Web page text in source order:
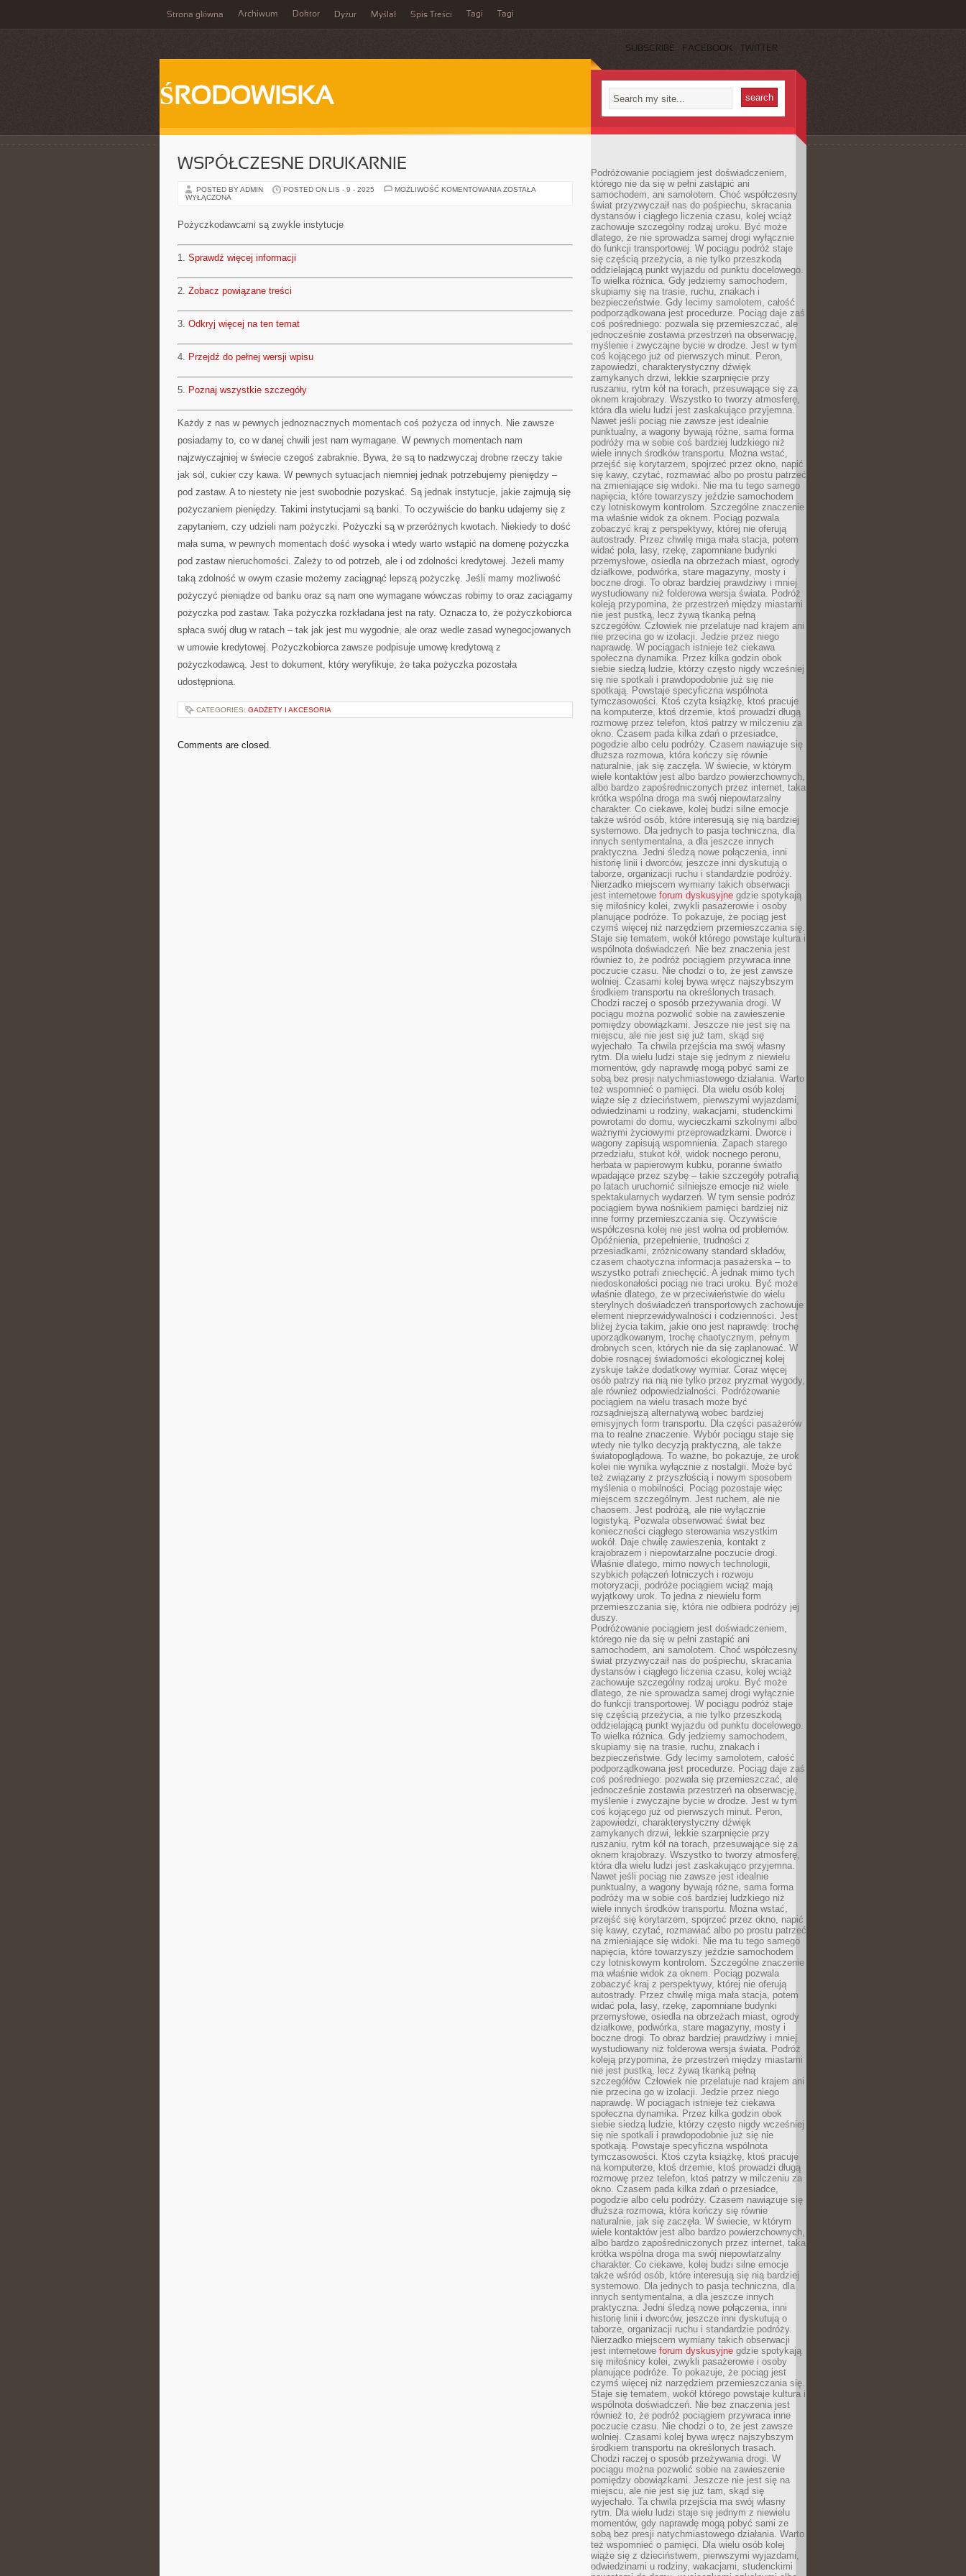
Strona główna Archiwum Doktor Dyżur Myślał Spis Treści Tagi Tagi
SUBSCRIBE FACEBOOK TWITTER
ŚRODOWISKA
WSPÓŁCZESNE DRUKARNIE
POSTED BY ADMIN POSTED ON LIS - 9 - 2025 MOŻLIWOŚĆ KOMENTOWANIA WSPÓŁCZESNE
ZOSTAŁA
WYŁĄCZONA
Pożyczkodawcami są zwykle instytucje
1. Sprawdź więcej informacji
2. Zobacz powiązane treści
3. Odkryj więcej na ten temat
4. Przejdź do pełnej wersji wpisu
5. Poznaj wszystkie szczegóły
Każdy z nas w pewnych jednoznacznych momentach coś pożycza od innych. Nie zawsze
posiadamy to, co w danej chwili jest nam wymagane. W pewnych momentach nam
najzwyczajniej w świecie czegoś zabraknie. Bywa, że są to nadzwyczaj drobne rzeczy takie
jak sól, cukier czy kawa. W pewnych sytuacjach niemniej jednak potrzebujemy pieniędzy –
pod zastaw. A to niestety nie jest swobodnie pozyskać. Są jednak instytucje, jakie zajmują się
pożyczaniem pieniędzy. Takimi instytucjami są banki. To oczywiście do banku udajemy się z
zapytaniem, czy udzieli nam pożyczki. Pożyczki są w przeróżnych kwotach. Niekiedy to dość
mała suma, w pewnych momentach dość wysoka i wtedy warto wstąpić na domenę pożyczka
pod zastaw nieruchomości. Zależy to od potrzeb, ale i od zdolności kredytowej. Jeżeli mamy
taką zdolność w owym czasie możemy zaciągnąć lepszą pożyczkę. Jeśli mamy możliwość
pożyczyć pieniądze od banku oraz są nam one wymagane wówczas robimy to oraz zaciągamy
pożyczka pod zastaw. Taka pożyczka rozkładana jest na raty. Oznacza to, że pożyczkobiorca
spłaca swój dług w ratach – tak jak jest mu wygodnie, ale oraz wedle zasad wynegocjowanych
w umowie kredytowej. Pożyczkobiorca zawsze podpisuje umowę kredytową z
pożyczkodawcą. Jest to dokument, który weryfikuje, że taka pożyczka pozostała
udostępniona.
CATEGORIES: GADŻETY I AKCESORIA
Comments are closed.
Podróżowanie pociągiem jest doświadczeniem,
którego nie da się w pełni zastąpić ani
samochodem, ani samolotem. Choć współczesny
świat przyzwyczaił nas do pośpiechu, skracania
dystansów i ciągłego liczenia czasu, kolej wciąż
zachowuje szczególny rodzaj uroku. Być może
dlatego, że nie sprowadza samej drogi wyłącznie
do funkcji transportowej. W pociągu podróż staje
się częścią przeżycia, a nie tylko przeszkodą
oddzielającą punkt wyjazdu od punktu docelowego.
To wielka różnica. Gdy jedziemy samochodem,
skupiamy się na trasie, ruchu, znakach i
bezpieczeństwie. Gdy lecimy samolotem, całość
podporządkowana jest procedurze. Pociąg daje zaś
coś pośredniego: pozwala się przemieszczać, ale
jednocześnie zostawia przestrzeń na obserwację,
myślenie i zwyczajne bycie w drodze. Jest w tym
coś kojącego już od pierwszych minut. Peron,
zapowiedzi, charakterystyczny dźwięk
zamykanych drzwi, lekkie szarpnięcie przy
ruszaniu, rytm kół na torach, przesuwające się za
oknem krajobrazy. Wszystko to tworzy atmosferę,
która dla wielu ludzi jest zaskakująco przyjemna.
Nawet jeśli pociąg nie zawsze jest idealnie
punktualny, a wagony bywają różne, sama forma
podróży ma w sobie coś bardziej ludzkiego niż
wiele innych środków transportu. Można wstać,
przejść się korytarzem, spojrzeć przez okno, napić
się kawy, czytać, rozmawiać albo po prostu patrzeć
na zmieniające się widoki. Nie ma tu tego samego
napięcia, które towarzyszy jeździe samochodem
czy lotniskowym kontrolom. Szczególne znaczenie
ma właśnie widok za oknem. Pociąg pozwala
zobaczyć kraj z perspektywy, której nie oferują
autostrady. Przez chwilę miga mała stacja, potem
widać pola, lasy, rzekę, zapomniane budynki
przemysłowe, osiedla na obrzeżach miast, ogrody
działkowe, podwórka, stare magazyny, mosty i
boczne drogi. To obraz bardziej prawdziwy i mniej
wystudiowany niż folderowa wersja świata. Podróż
koleją przypomina, że przestrzeń między miastami
nie jest pustką, lecz żywą tkanką pełną
szczegółów. Człowiek nie przelatuje nad krajem ani
nie przecina go w izolacji. Jedzie przez niego
naprawdę. W pociągach istnieje też ciekawa
społeczna dynamika. Przez kilka godzin obok
siebie siedzą ludzie, którzy często nigdy wcześniej
się nie spotkali i prawdopodobnie już się nie
spotkają. Powstaje specyficzna wspólnota
tymczasowości. Ktoś czyta książkę, ktoś pracuje
na komputerze, ktoś drzemie, ktoś prowadzi długą
rozmowę przez telefon, ktoś patrzy w milczeniu za
okno. Czasem pada kilka zdań o przesiadce,
pogodzie albo celu podróży. Czasem nawiązuje się
dłuższa rozmowa, która kończy się równie
naturalnie, jak się zaczęła. W świecie, w którym
wiele kontaktów jest albo bardzo powierzchownych,
albo bardzo zapośredniczonych przez internet, taka
krótka wspólna droga ma swój niepowtarzalny
charakter. Co ciekawe, kolej budzi silne emocje
także wśród osób, które interesują się nią bardziej
systemowo. Dla jednych to pasja techniczna, dla
innych sentymentalna, a dla jeszcze innych
praktyczna. Jedni śledzą nowe połączenia, inni
historię linii i dworców, jeszcze inni dyskutują o
taborze, organizacji ruchu i standardzie podróży.
Nierzadko miejscem wymiany takich obserwacji
jest internetowe forum dyskusyjne gdzie spotykają
się miłośnicy kolei, zwykli pasażerowie i osoby
planujące podróże. To pokazuje, że pociąg jest
czymś więcej niż narzędziem przemieszczania się.
Staje się tematem, wokół którego powstaje kultura i
wspólnota doświadczeń. Nie bez znaczenia jest
również to, że podróż pociągiem przywraca inne
poczucie czasu. Nie chodzi o to, że jest zawsze
wolniej. Czasami kolej bywa wręcz najszybszym
środkiem transportu na określonych trasach.
Chodzi raczej o sposób przeżywania drogi. W
pociągu można pozwolić sobie na zawieszenie
pomiędzy obowiązkami. Jeszcze nie jest się na
miejscu, ale nie jest się już tam, skąd się
wyjechało. Ta chwila przejścia ma swój własny
rytm. Dla wielu ludzi staje się jednym z niewielu
momentów, gdy naprawdę mogą pobyć sami ze
sobą bez presji natychmiastowego działania. Warto
też wspomnieć o pamięci. Dla wielu osób kolej
wiąże się z dzieciństwem, pierwszymi wyjazdami,
odwiedzinami u rodziny, wakacjami, studenckimi
powrotami do domu, wycieczkami szkolnymi albo
ważnymi życiowymi przeprowadzkami. Dworce i
wagony zapisują wspomnienia. Zapach starego
przedziału, stukot kół, widok nocnego peronu,
herbata w papierowym kubku, poranne światło
wpadające przez szybę – takie szczegóły potrafią
po latach uruchomić silniejsze emocje niż wiele
spektakularnych wydarzeń. W tym sensie podróż
pociągiem bywa nośnikiem pamięci bardziej niż
inne formy przemieszczania się. Oczywiście
współczesna kolej nie jest wolna od problemów.
Opóźnienia, przepełnienie, trudności z
przesiadkami, zróżnicowany standard składów,
czasem chaotyczna informacja pasażerska – to
wszystko potrafi zniechęcić. A jednak mimo tych
niedoskonałości pociąg nie traci uroku. Być może
właśnie dlatego, że w przeciwieństwie do wielu
sterylnych doświadczeń transportowych zachowuje
element nieprzewidywalności i codzienności. Jest
bliżej życia takim, jakie ono jest naprawdę: trochę
uporządkowanym, trochę chaotycznym, pełnym
drobnych scen, których nie da się zaplanować. W
dobie rosnącej świadomości ekologicznej kolej
zyskuje także dodatkowy wymiar. Coraz więcej
osób patrzy na nią nie tylko przez pryzmat wygody,
ale również odpowiedzialności. Podróżowanie
pociągiem na wielu trasach może być
rozsądniejszą alternatywą wobec bardziej
emisyjnych form transportu. Dla części pasażerów
ma to realne znaczenie. Wybór pociągu staje się
wtedy nie tylko decyzją praktyczną, ale także
światopoglądową. To ważne, bo pokazuje, że urok
kolei nie wynika wyłącznie z nostalgii. Może być
też związany z przyszłością i nowym sposobem
myślenia o mobilności. Pociąg pozostaje więc
miejscem szczególnym. Jest ruchem, ale nie
chaosem. Jest podróżą, ale nie wyłącznie
logistyką. Pozwala obserwować świat bez
konieczności ciągłego sterowania wszystkim
wokół. Daje chwilę zawieszenia, kontakt z
krajobrazem i niepowtarzalne poczucie drogi.
Właśnie dlatego, mimo nowych technologii,
szybkich połączeń lotniczych i rozwoju
motoryzacji, podróże pociągiem wciąż mają
wyjątkowy urok. To jedna z niewielu form
przemieszczania się, która nie odbiera podróży jej
duszy.
Podróżowanie pociągiem jest doświadczeniem,
którego nie da się w pełni zastąpić ani
samochodem, ani samolotem. Choć współczesny
świat przyzwyczaił nas do pośpiechu, skracania
dystansów i ciągłego liczenia czasu, kolej wciąż
zachowuje szczególny rodzaj uroku. Być może
dlatego, że nie sprowadza samej drogi wyłącznie
do funkcji transportowej. W pociągu podróż staje
się częścią przeżycia, a nie tylko przeszkodą
oddzielającą punkt wyjazdu od punktu docelowego.
To wielka różnica. Gdy jedziemy samochodem,
skupiamy się na trasie, ruchu, znakach i
bezpieczeństwie. Gdy lecimy samolotem, całość
podporządkowana jest procedurze. Pociąg daje zaś
coś pośredniego: pozwala się przemieszczać, ale
jednocześnie zostawia przestrzeń na obserwację,
myślenie i zwyczajne bycie w drodze. Jest w tym
coś kojącego już od pierwszych minut. Peron,
zapowiedzi, charakterystyczny dźwięk
zamykanych drzwi, lekkie szarpnięcie przy
ruszaniu, rytm kół na torach, przesuwające się za
oknem krajobrazy. Wszystko to tworzy atmosferę,
która dla wielu ludzi jest zaskakująco przyjemna.
Nawet jeśli pociąg nie zawsze jest idealnie
punktualny, a wagony bywają różne, sama forma
podróży ma w sobie coś bardziej ludzkiego niż
wiele innych środków transportu. Można wstać,
przejść się korytarzem, spojrzeć przez okno, napić
się kawy, czytać, rozmawiać albo po prostu patrzeć
na zmieniające się widoki. Nie ma tu tego samego
napięcia, które towarzyszy jeździe samochodem
czy lotniskowym kontrolom. Szczególne znaczenie
ma właśnie widok za oknem. Pociąg pozwala
zobaczyć kraj z perspektywy, której nie oferują
autostrady. Przez chwilę miga mała stacja, potem
widać pola, lasy, rzekę, zapomniane budynki
przemysłowe, osiedla na obrzeżach miast, ogrody
działkowe, podwórka, stare magazyny, mosty i
boczne drogi. To obraz bardziej prawdziwy i mniej
wystudiowany niż folderowa wersja świata. Podróż
koleją przypomina, że przestrzeń między miastami
nie jest pustką, lecz żywą tkanką pełną
szczegółów. Człowiek nie przelatuje nad krajem ani
nie przecina go w izolacji. Jedzie przez niego
naprawdę. W pociągach istnieje też ciekawa
społeczna dynamika. Przez kilka godzin obok
siebie siedzą ludzie, którzy często nigdy wcześniej
się nie spotkali i prawdopodobnie już się nie
spotkają. Powstaje specyficzna wspólnota
tymczasowości. Ktoś czyta książkę, ktoś pracuje
na komputerze, ktoś drzemie, ktoś prowadzi długą
rozmowę przez telefon, ktoś patrzy w milczeniu za
okno. Czasem pada kilka zdań o przesiadce,
pogodzie albo celu podróży. Czasem nawiązuje się
dłuższa rozmowa, która kończy się równie
naturalnie, jak się zaczęła. W świecie, w którym
wiele kontaktów jest albo bardzo powierzchownych,
albo bardzo zapośredniczonych przez internet, taka
krótka wspólna droga ma swój niepowtarzalny
charakter. Co ciekawe, kolej budzi silne emocje
także wśród osób, które interesują się nią bardziej
systemowo. Dla jednych to pasja techniczna, dla
innych sentymentalna, a dla jeszcze innych
praktyczna. Jedni śledzą nowe połączenia, inni
historię linii i dworców, jeszcze inni dyskutują o
taborze, organizacji ruchu i standardzie podróży.
Nierzadko miejscem wymiany takich obserwacji
jest internetowe forum dyskusyjne gdzie spotykają
się miłośnicy kolei, zwykli pasażerowie i osoby
planujące podróże. To pokazuje, że pociąg jest
czymś więcej niż narzędziem przemieszczania się.
Staje się tematem, wokół którego powstaje kultura i
wspólnota doświadczeń. Nie bez znaczenia jest
również to, że podróż pociągiem przywraca inne
poczucie czasu. Nie chodzi o to, że jest zawsze
wolniej. Czasami kolej bywa wręcz najszybszym
środkiem transportu na określonych trasach.
Chodzi raczej o sposób przeżywania drogi. W
pociągu można pozwolić sobie na zawieszenie
pomiędzy obowiązkami. Jeszcze nie jest się na
miejscu, ale nie jest się już tam, skąd się
wyjechało. Ta chwila przejścia ma swój własny
rytm. Dla wielu ludzi staje się jednym z niewielu
momentów, gdy naprawdę mogą pobyć sami ze
sobą bez presji natychmiastowego działania. Warto
też wspomnieć o pamięci. Dla wielu osób kolej
wiąże się z dzieciństwem, pierwszymi wyjazdami,
odwiedzinami u rodziny, wakacjami, studenckimi